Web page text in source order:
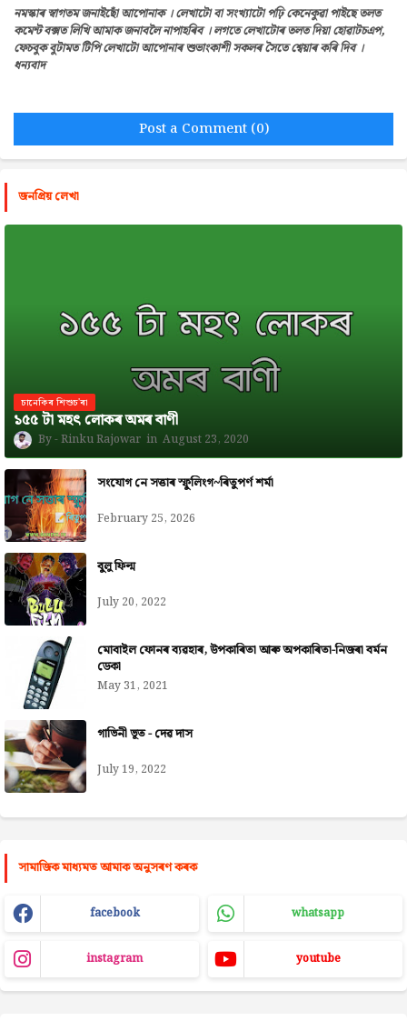
নমস্কাৰ স্বাগতম জনাইছোঁ আপোনাক । লেখাটো বা সংখ্যাটো পঢ়ি কেনেকুৱা পাইছে তলত
কমেন্ট বক্সত লিখি আমাক জনাবলৈ নাপাহৰিব । লগতে লেখাটোৰ তলত দিয়া হোৱাটচএপ,
ফেচবুক বুটামত টিপি লেখাটো আপোনাৰ শুভাংকাশী সকলৰ সৈতে শ্বেয়াৰ কৰি দিব ।
ধন্যবাদ
Post a Comment (0)
জনপ্রিয় লেখা
চানেকিৰ শিশুচ'ৰা
১৫৫ টা মহৎ লোকৰ অমৰ বাণী
Rinku Rajowar August 23, 2020
সংযোগ নে সত্তাৰ স্ফুলিংগ~ৰিতুপৰ্ণ শৰ্মা
February 25, 2026
বুলু ফিল্ম
July 20, 2022
মোবাইল ফোনৰ ব্যৱহাৰ, উপকাৰিতা আৰু অপকাৰিতা-নিজৰা বৰ্মন
ডেকা
May 31, 2021
গাভিনী ভূত - দেৱ দাস
July 19, 2022
সামাজিক মাধ্যমত আমাক অনুসৰণ কৰক
facebook whatsapp
instagram youtube